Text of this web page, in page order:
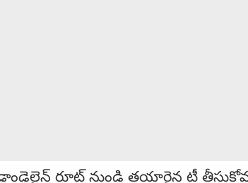
రూట్ నుండి తయారైన టీ